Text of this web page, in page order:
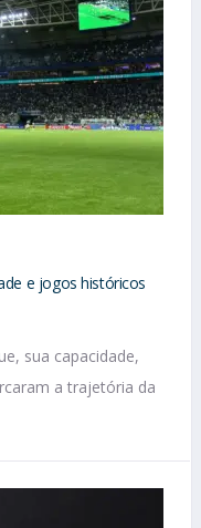
e jogos históricos
sua capacidade,
a trajetória da